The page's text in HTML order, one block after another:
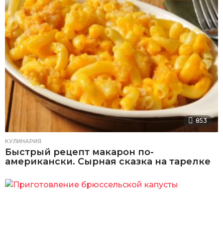
853
КУЛИНАРИЯ
Быстрый рецепт макарон по-
американски. Сырная сказка на тарелке